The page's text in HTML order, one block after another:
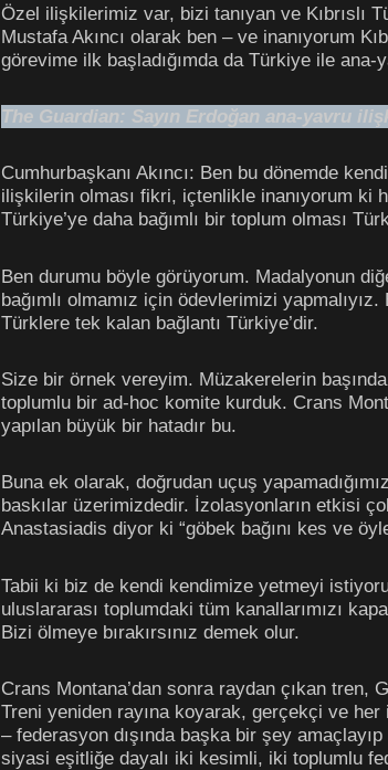
Özel ilişkilerimiz var, bizi tanıyan ve Kıbrıslı
Mustafa Akıncı olarak ben – ve inanıyorum
görevime ilk başladığımda da Türkiye ile
The Guardian: Sayın Erdoğan ana-yavru
Cumhurbaşkanı Akıncı: Ben bu dönemde
ilişkilerin olması fikri, içtenlikle inanıyorum ki
Türkiye’ye daha bağımlı bir toplum olması
Ben durumu böyle görüyorum. Madalyonun
bağımlı olmamız için ödevlerimizi
Türklere tek kalan bağlantı Türkiye’dir.
Size bir örnek vereyim. Müzakerelerin
toplumlu bir ad-hoc komite kurduk. Crans
yapılan büyük bir hatadır bu.
Buna ek olarak, doğrudan uçuş
baskılar üzerimizdedir. İzolasyonların etkisi
Anastasiadis diyor ki “göbek bağını kes ve
Tabii ki biz de kendi kendimize yetmeyi
uluslararası toplumdaki tüm kanallarımızı
Bizi ölmeye bırakırsınız demek olur.
Crans Montana’dan sonra raydan çıkan tren,
Treni yeniden rayına koyarak, gerçekçi ve
– federasyon dışında başka bir şey
siyasi eşitliğe dayalı iki kesimli, iki toplumlu